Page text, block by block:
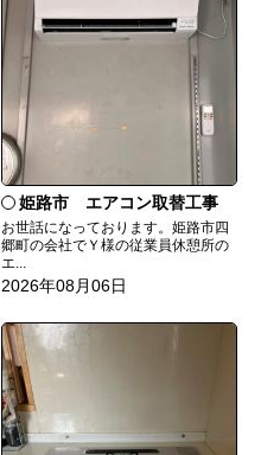
姫路市 エアコン取替工事
お世話になっております。姫路市四
郷町の会社でＹ様の従業員休憩所の
エ...
2026年08月06日